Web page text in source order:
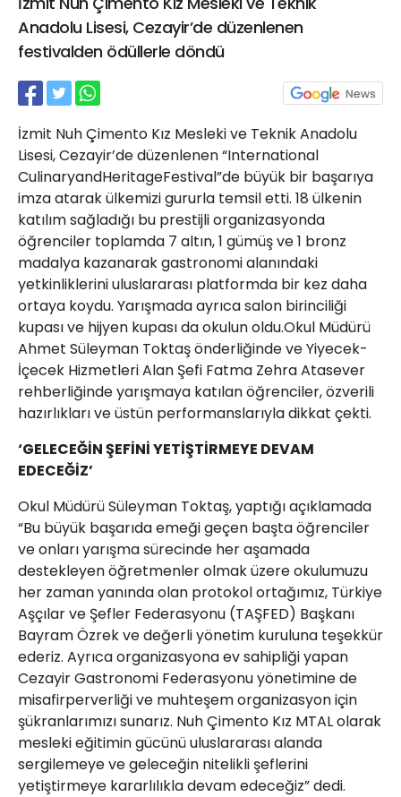
Anadolu Lisesi, Cezayir’de düzenlenen
festivalden ödüllerle döndü
İzmit Nuh Çimento Kız Mesleki ve Teknik Anadolu
Lisesi, Cezayir’de düzenlenen “International
CulinaryandHeritageFestival”de büyük bir başarıya
imza atarak ülkemizi gururla temsil etti. 18 ülkenin
katılım sağladığı bu prestijli organizasyonda
öğrenciler toplamda 7 altın, 1 gümüş ve 1 bronz
madalya kazanarak gastronomi alanındaki
yetkinliklerini uluslararası platformda bir kez daha
ortaya koydu. Yarışmada ayrıca salon birinciliği
kupası ve hijyen kupası da okulun oldu.Okul Müdürü
Ahmet Süleyman Toktaş önderliğinde ve Yiyecek-
İçecek Hizmetleri Alan Şefi Fatma Zehra Atasever
rehberliğinde yarışmaya katılan öğrenciler, özverili
hazırlıkları ve üstün performanslarıyla dikkat çekti.
‘GELECEĞİN ŞEFİNİ YETİŞTİRMEYE DEVAM
EDECEĞİZ’
Okul Müdürü Süleyman Toktaş, yaptığı açıklamada
“Bu büyük başarıda emeği geçen başta öğrenciler
ve onları yarışma sürecinde her aşamada
destekleyen öğretmenler olmak üzere okulumuzu
her zaman yanında olan protokol ortağımız, Türkiye
Aşçılar ve Şefler Federasyonu (TAŞFED) Başkanı
Bayram Özrek ve değerli yönetim kuruluna teşekkür
ederiz. Ayrıca organizasyona ev sahipliği yapan
Cezayir Gastronomi Federasyonu yönetimine de
misafirperverliği ve muhteşem organizasyon için
şükranlarımızı sunarız. Nuh Çimento Kız MTAL olarak
mesleki eğitimin gücünü uluslararası alanda
sergilemeye ve geleceğin nitelikli şeflerini
yetiştirmeye kararlılıkla devam edeceğiz” dedi.
21 Gölcük
02624132333